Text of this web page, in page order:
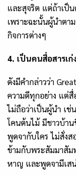
และสุจริต แต่ถ้าเป็น
เพราะฉะนั้นผู้นำตา
กิจการต่างๆ
4. เป็นคนสื่อสารเก่
ดังมีคำกล่าวว่า
ความดีทุกอย่าง แต่สื่
ไม่ถือว่าเป็นผู้นำ เ
โคนต้นไม้ มีชาวบ้า
พูดจากับใคร ไม่สั่งส
ข้ามกับพระสัมมาสัม
หาญ และพูดจามีเส